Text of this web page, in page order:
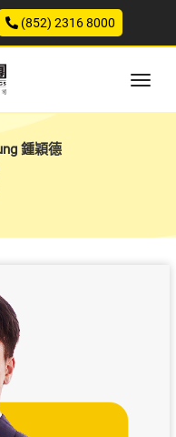
(852) 2316 8000
鍾穎德